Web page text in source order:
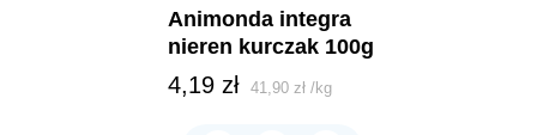
animonda integra
nieren kurczak 100g
4,19 zł 41,90zł /kg